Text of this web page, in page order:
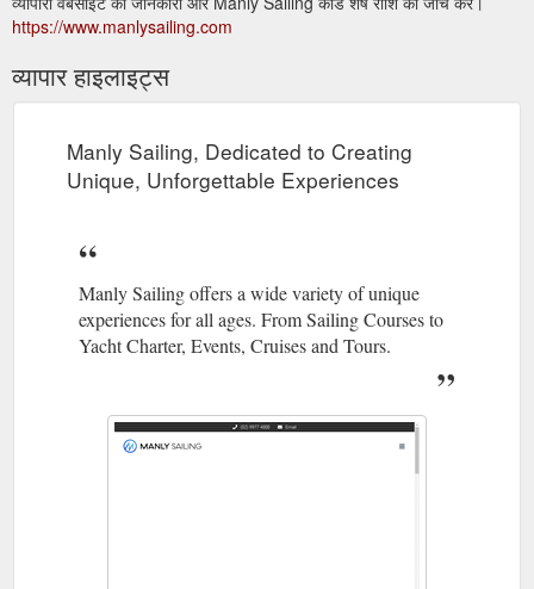
https://www.manlysailing.com
व्यापार हाइलाइट्स
Manly Sailing, Dedicated to Creating
Unique, Unforgettable Experiences
Manly Sailing offers a wide variety of unique
experiences for all ages. From Sailing Courses to
Yacht Charter, Events, Cruises and Tours.